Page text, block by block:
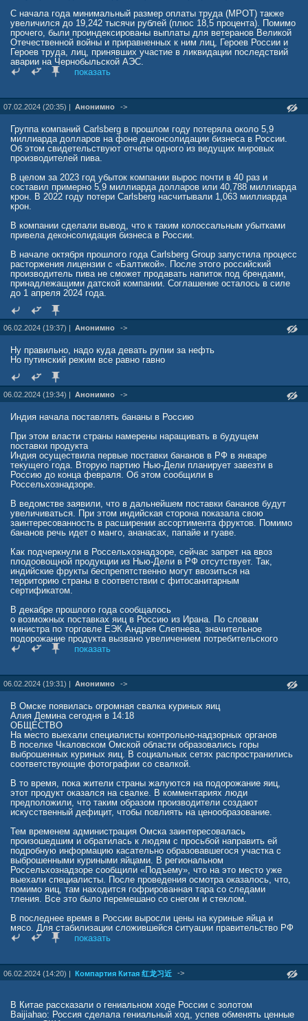
С начала года минимальный размер оплаты труда (МРОТ) также
увеличился до 19,242 тысячи рублей (плюс 18,5 процента). Помимо
прочего, были проиндексированы выплаты для ветеранов Великой
Отечественной войны и приравненных к ним лиц, Героев России и
Героев труда, лиц, принявших участие в ликвидации последствий
аварии на Чернобыльской АЭС.
показать
07.02.2024 (20:35) | Анонимно ->
Группа компаний Carlsberg в прошлом году потеряла около 5,9
миллиарда долларов на фоне деконсолидации бизнеса в России.
Об этом свидетельствуют отчеты одного из ведущих мировых
производителей пива.
В целом за 2023 год убыток компании вырос почти в 40 раз и
составил примерно 5,9 миллиарда долларов или 40,788 миллиарда
крон. В 2022 году потери Carlsberg насчитывали 1,063 миллиарда
крон.
В компании сделали вывод, что к таким колоссальным убытками
привела деконсолидация бизнеса в России.
В начале октября прошлого года Carlsberg Group запустила процесс
расторжения лицензии с «Балтикой». После этого российский
производитель пива не сможет продавать напиток под брендами,
принадлежащими датской компании. Соглашение осталось в силе
до 1 апреля 2024 года.
06.02.2024 (19:37) | Анонимно ->
Ну правильно, надо куда девать рупии за нефть
Но путинский режим все равно гавно
06.02.2024 (19:34) | Анонимно ->
Индия начала поставлять бананы в Россию
При этом власти страны намерены наращивать в будущем
поставки продукта
Индия осуществила первые поставки бананов в РФ в январе
текущего года. Вторую партию Нью-Дели планирует завезти в
Россию до конца февраля. Об этом сообщили в
Россельхознадзоре.
В ведомстве заявили, что в дальнейшем поставки бананов будут
увеличиваться. При этом индийская сторона показала свою
заинтересованность в расширении ассортимента фруктов. Помимо
бананов речь идет о манго, ананасах, папайе и гуаве.
Как подчеркнули в Россельхознадзоре, сейчас запрет на ввоз
плодоовощной продукции из Нью-Дели в РФ отсутствует. Так,
индийские фрукты беспрепятственно могут ввозиться на
территорию страны в соответствии с фитосанитарным
сертификатом.
В декабре прошлого года сообщалось
о возможных поставках яиц в Россию из Ирана. По словам
министра по торговле ЕЭК Андрея Слепнева, значительное
подорожание продукта вызвано увеличением потребительского
спроса и снижением производства вследствие эпизоотической
показать
06.02.2024 (19:31) | Анонимно ->
В Омске появилась огромная свалка куриных яиц
Алия Демина сегодня в 14:18
ОБЩЕСТВО
На место выехали специалисты контрольно-надзорных органов
В поселке Чкаловском Омской области образовались горы
выброшенных куриных яиц. В социальных сетях распространились
соответствующие фотографии со свалкой.
В то время, пока жители страны жалуются на подорожание яиц,
этот продукт оказался на свалке. В комментариях люди
предположили, что таким образом производители создают
искусственный дефицит, чтобы повлиять на ценообразование.
Тем временем администрация Омска заинтересовалась
произошедшим и обратилась к людям с просьбой направить ей
подробную информацию касательно образовавшегося участка с
выброшенными куриными яйцами. В региональном
Россельхознадзоре сообщили «Подъему», что на это место уже
выехали специалисты. После проведения осмотра оказалось, что,
помимо яиц, там находится гофрированная тара со следами
тления. Все это было перемешано со снегом и стеклом.
В последнее время в России выросли цены на куриные яйца и
мясо. Для стабилизации сложившейся ситуации правительство РФ
приняло
товарооборот соседних государств растет с внушительной
скоростью.
показать
06.02.2024 (14:20) | Компартия Китая 红龙习近 ->
В Китае рассказали о гениальном ходе России с золотом
Baijiahao: Россия сделала гениальный ход, успев обменять ценные